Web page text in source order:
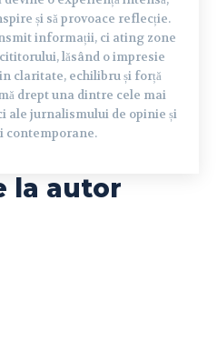
și să provoace reflecție.
informații, ci ating zone
lăsând o impresie
claritate, echilibru și forță
drept una dintre cele mai
ale jurnalismului de opinie și
contemporane.
la autor